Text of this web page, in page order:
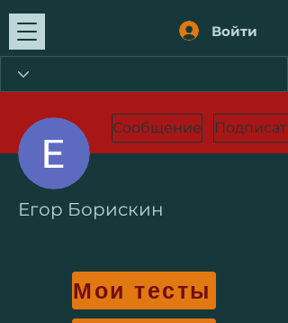
Войти
Сообщение
Егор Борискин
Мои тесты